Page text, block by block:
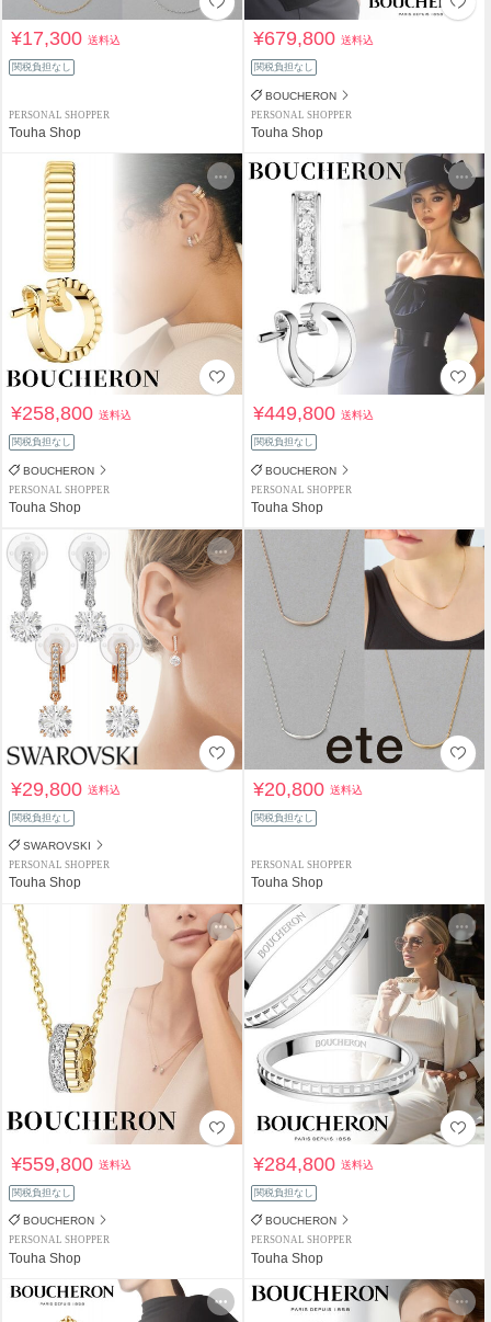
¥17,300送料込
関税負担なし
PERSONAL SHOPPER
Touha Shop
¥679,800送料込
関税負担なし
BOUCHERON
PERSONAL SHOPPER
Touha Shop
¥258,800送料込
関税負担なし
BOUCHERON
PERSONAL SHOPPER
Touha Shop
¥449,800送料込
関税負担なし
BOUCHERON
PERSONAL SHOPPER
Touha Shop
¥29,800送料込
関税負担なし
SWAROVSKI
PERSONAL SHOPPER
Touha Shop
¥20,800送料込
関税負担なし
PERSONAL SHOPPER
Touha Shop
¥559,800送料込
関税負担なし
BOUCHERON
PERSONAL SHOPPER
Touha Shop
¥284,800送料込
関税負担なし
BOUCHERON
PERSONAL SHOPPER
Touha Shop